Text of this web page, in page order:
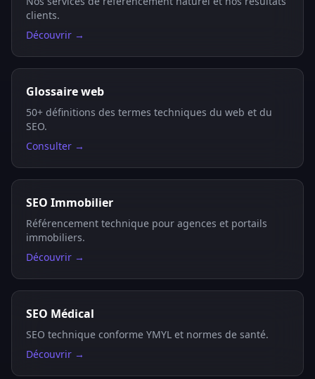
clients.
Découvrir →
Glossaire web
50+ définitions des termes techniques du web et du
SEO.
Consulter →
SEO Immobilier
Référencement technique pour agences et portails
immobiliers.
Découvrir →
SEO Médical
SEO technique conforme YMYL et normes de santé.
Découvrir →